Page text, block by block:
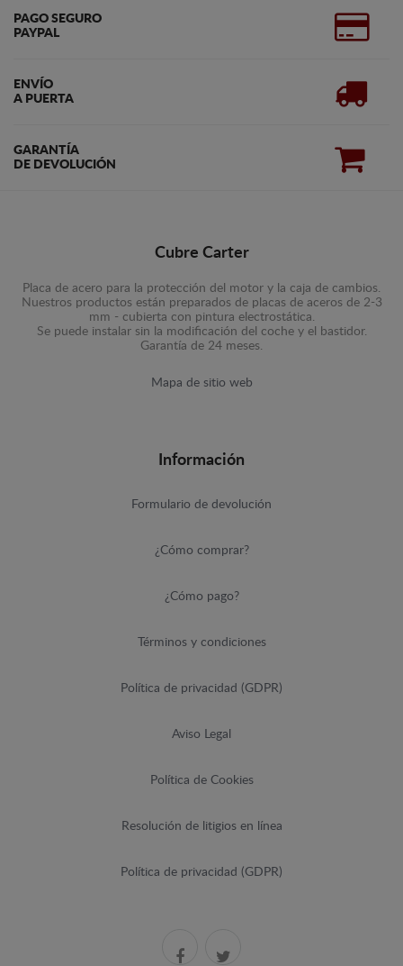
PAGO SEGURO
PAYPAL
ENVÍO
A PUERTA
GARANTÍA
DE DEVOLUCIÓN
Cubre Carter
Placa de acero para la protección del motor y la caja de cambios.
Nuestros productos están preparados de placas de aceros de 2-3
mm - cubierta con pintura electrostática.
Se puede instalar sin la modificación del coche y el bastidor.
Garantía de 24 meses.
Mapa de sitio web
Información
Formulario de devolución
¿Cómo comprar?
¿Cómo pago?
Términos y condiciones
Política de privacidad (GDPR)
Aviso Legal
Política de Cookies
Resolución de litigios en línea
Política de privacidad (GDPR)